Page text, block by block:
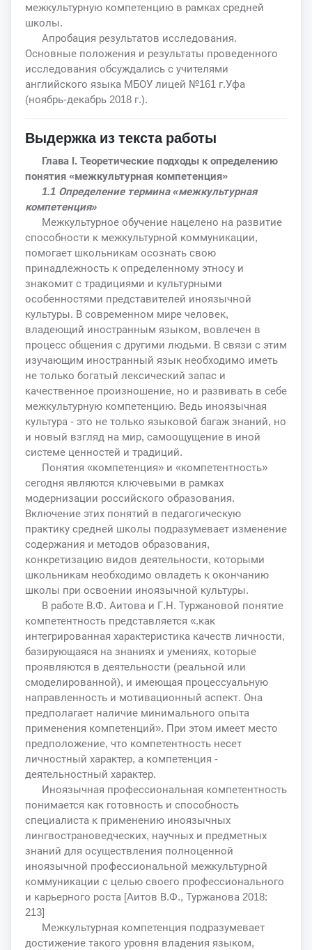
межкультурную компетенцию в рамках средней
школы.
Апробация результатов исследования.
Основные положения и результаты проведенного
исследования обсуждались с учителями
английского языка МБОУ лицей №161 г.Уфа
(ноябрь-декабрь 2018 г.).
Выдержка из текста работы
Глава I. Теоретические подходы к определению
понятия «межкультурная компетенция»
1.1 Определение термина «межкультурная
компетенция»
Межкультурное обучение нацелено на развитие
способности к межкультурной коммуникации,
помогает школьникам осознать свою
принадлежность к определенному этносу и
знакомит с традициями и культурными
особенностями представителей иноязычной
культуры. В современном мире человек,
владеющий иностранным языком, вовлечен в
процесс общения с другими людьми. В связи с этим
изучающим иностранный язык необходимо иметь
не только богатый лексический запас и
качественное произношение, но и развивать в себе
межкультурную компетенцию. Ведь иноязычная
культура - это не только языковой багаж знаний, но
и новый взгляд на мир, самоощущение в иной
системе ценностей и традиций.
Понятия «компетенция» и «компетентность»
сегодня являются ключевыми в рамках
модернизации российского образования.
Включение этих понятий в педагогическую
практику средней школы подразумевает изменение
содержания и методов образования,
конкретизацию видов деятельности, которыми
школьникам необходимо овладеть к окончанию
школы при освоении иноязычной культуры.
В работе В.Ф. Аитова и Г.Н. Туржановой понятие
компетентность представляется «.как
интегрированная характеристика качеств личности,
базирующаяся на знаниях и умениях, которые
проявляются в деятельности (реальной или
смоделированной), и имеющая процессуальную
направленность и мотивационный аспект. Она
предполагает наличие минимального опыта
применения компетенций». При этом имеет место
предположение, что компетентность несет
личностный характер, а компетенция -
деятельностный характер.
Иноязычная профессиональная компетентность
понимается как готовность и способность
специалиста к применению иноязычных
лингвострановедческих, научных и предметных
знаний для осуществления полноценной
иноязычной профессиональной межкультурной
коммуникации с целью своего профессионального
и карьерного роста [Аитов В.Ф., Туржанова 2018:
213]
Межкультурная компетенция подразумевает
достижение такого уровня владения языком,